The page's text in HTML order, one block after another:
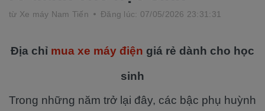
từ Xe máy Nam Tiến Đăng lúc: 07/05/2026 23:31:31
Địa chỉ mua xe máy điện giá rẻ dành cho học
sinh
Trong những năm trở lại đây, các bậc phụ huỳnh